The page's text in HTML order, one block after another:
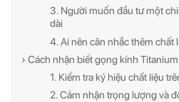
3. Người muốn đầu tư một
dài
4. Ai nên cân nhắc thêm chất
› Cách nhận biết gọng kính
1. Kiểm tra ký hiệu chất liệu
2. Cảm nhận trọng lượng và